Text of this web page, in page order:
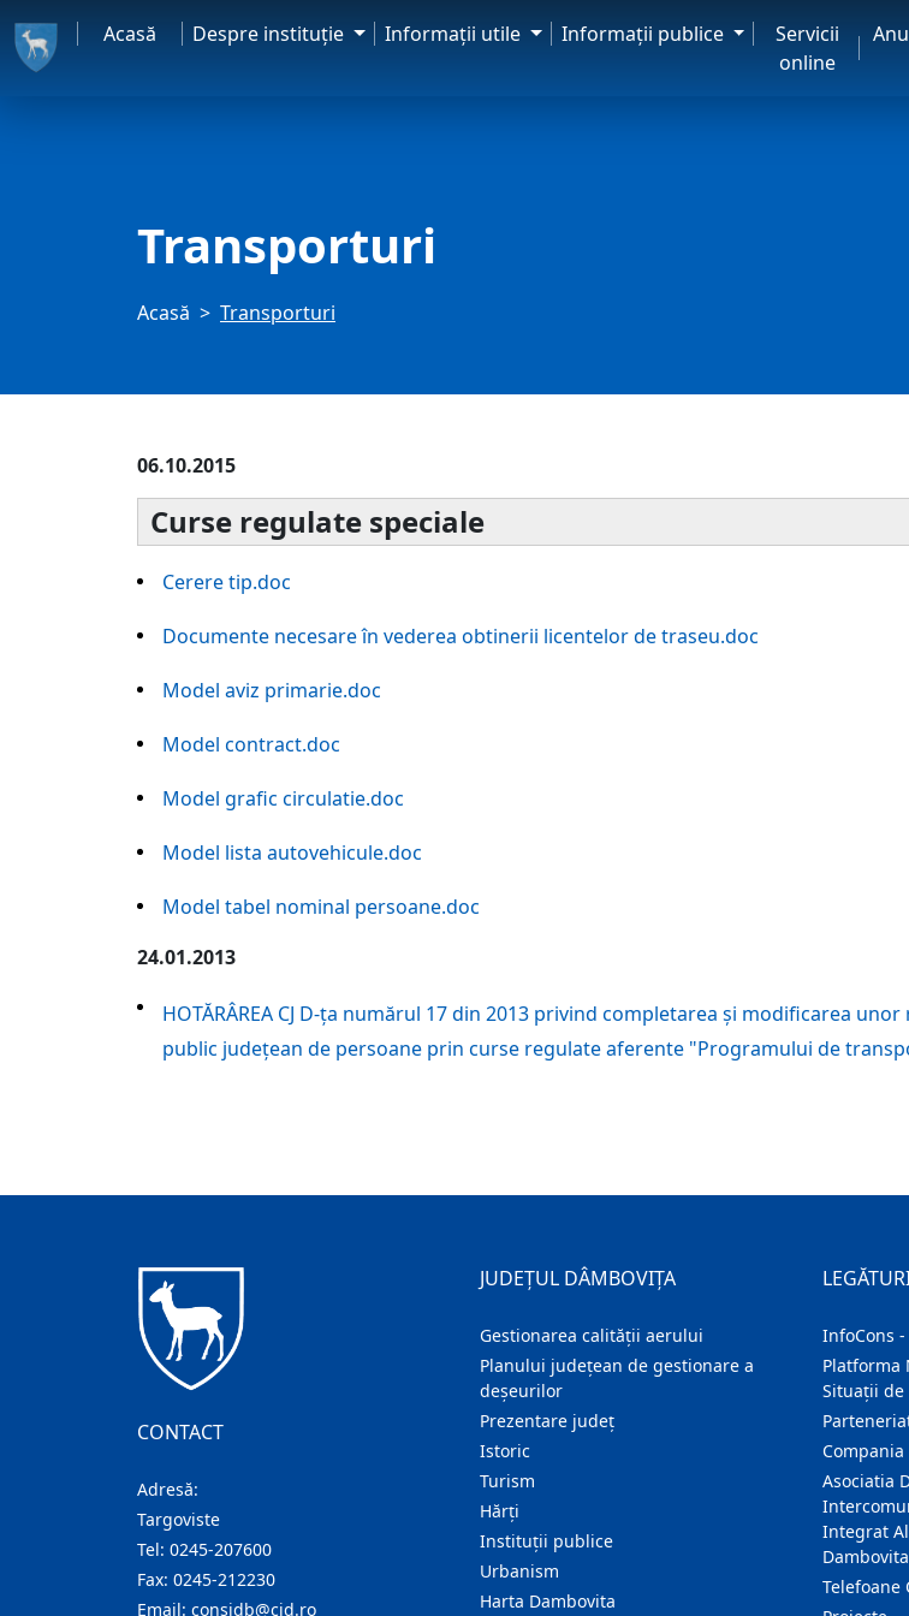
Acasă Despre instituţie Informaţii utile Informaţii publice
Servicii
online
Transporturi
Acasă Transporturi
06.10.2015
Curse regulate speciale
Cerere tip.doc
Documente necesare în vederea obtinerii licentelor de traseu.doc
Model aviz primarie.doc
Model contract.doc
Model grafic circulatie.doc
Model lista autovehicule.doc
Model tabel nominal persoane.doc
24.01.2013
HOTĂRÂREA CJ D-ța numărul 17 din 2013 privind completarea și modificarea
public județean de persoane prin curse regulate aferente "Programului de
CONTACT
Adresă:
Targoviste
Tel: 0245-207600
Fax: 0245-212230
Email: consjdb@cjd.ro
JUDEȚUL DÂMBOVIȚA
Gestionarea calității aerului
Planului județean de gestionare a
deșeurilor
Prezentare judeţ
Istoric
Turism
Hărţi
Instituţii publice
Urbanism
Harta Dambovita
InfoCons
Platforma
Situații de
Compania
Asociatia
Integrat
Telefoane